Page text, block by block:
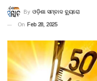
By ଓଡ଼ିଶା ସମ୍ବାଦ ବ୍ୟୁରୋ
On Feb 28, 2025